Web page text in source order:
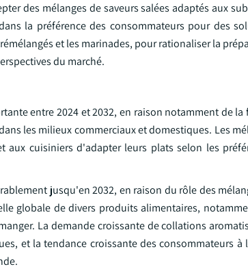
des mélanges de saveurs salées adaptés aux
la préférence des consommateurs pour des
et les marinades, pour rationaliser la
du marché.
entre 2024 et 2032, en raison notamment de la
les milieux commerciaux et domestiques. Les
cuisiniers d'adapter leurs plats selon les
jusqu'en 2032, en raison du rôle des
globale de divers produits alimentaires,
La demande croissante de collations
et la tendance croissante des consommateurs à